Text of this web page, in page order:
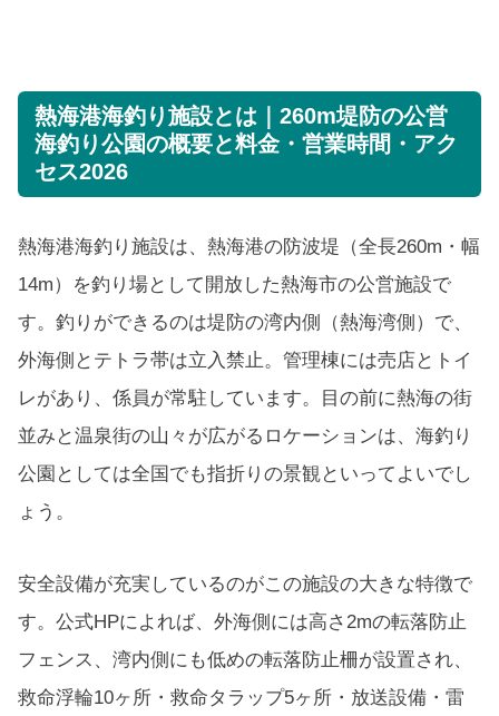
熱海港海釣り施設とは｜260m堤防の公営
海釣り公園の概要と料金・営業時間・アク
セス2026
熱海港海釣り施設は、熱海港の防波堤（全長260m・幅
14m）を釣り場として開放した熱海市の公営施設で
す。釣りができるのは堤防の湾内側（熱海湾側）で、
外海側とテトラ帯は立入禁止。管理棟には売店とトイ
レがあり、係員が常駐しています。目の前に熱海の街
並みと温泉街の山々が広がるロケーションは、海釣り
公園としては全国でも指折りの景観といってよいでし
ょう。
安全設備が充実しているのがこの施設の大きな特徴で
す。公式HPによれば、外海側には高さ2mの転落防止
フェンス、湾内側にも低めの転落防止柵が設置され、
救命浮輪10ヶ所・救命タラップ5ヶ所・放送設備・雷